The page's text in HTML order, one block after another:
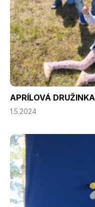
APRÍLOVÁ DRUŽINKA
1.5.2024